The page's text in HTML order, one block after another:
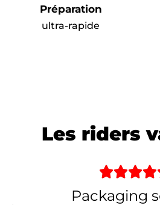
Préparation
ultra-rapide
Les riders

Packaging